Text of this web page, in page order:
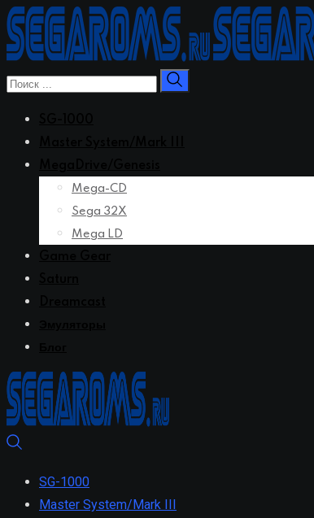
Перейти
к
контенту
Mega-CD
Sega 32X
Mega LD
SG-1000
Master System/Mark III